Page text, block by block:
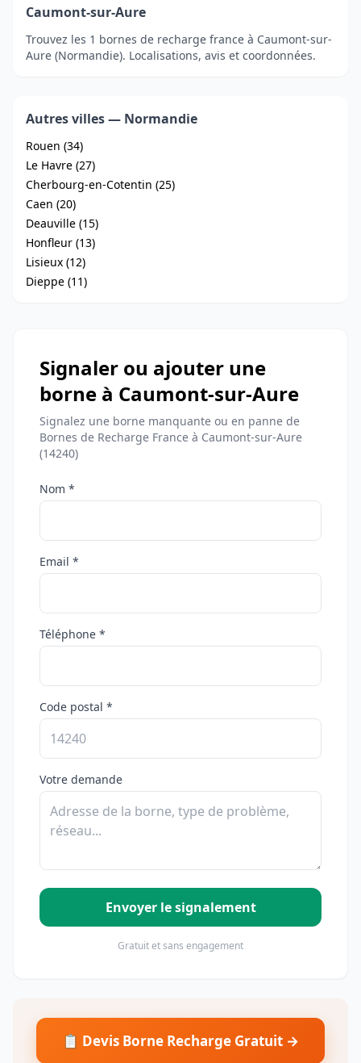
Caumont-sur-Aure
Trouvez les 1 bornes de recharge france à Caumont-sur-
Aure (Normandie). Localisations, avis et coordonnées.
Autres villes — Normandie
Rouen (34)
Le Havre (27)
Cherbourg-en-Cotentin (25)
Caen (20)
Deauville (15)
Honfleur (13)
Lisieux (12)
Dieppe (11)
Signaler ou ajouter une
borne à Caumont-sur-Aure
Signalez une borne manquante ou en panne de
Bornes de Recharge France à Caumont-sur-Aure
(14240)
Nom *
Email *
Téléphone *
Code postal *
Votre demande
Envoyer le signalement
Gratuit et sans engagement
📋 Devis Borne Recharge Gratuit →